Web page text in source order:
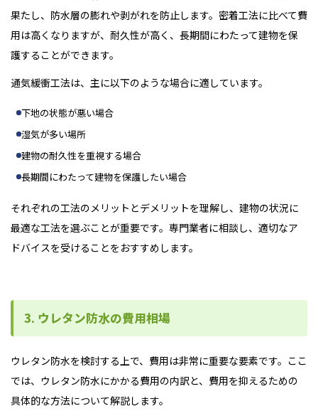
果たし、防水層の膨れや剥がれを防止します。密着工法に比べて費
用は高くなりますが、耐久性が高く、長期間にわたって建物を保
護することができます。
通気緩衝工法は、主に以下のような場合に適しています。
下地の状態が悪い場合
湿気が多い場所
建物の耐久性を重視する場合
長期間にわたって建物を保護したい場合
それぞれの工法のメリットとデメリットを理解し、建物の状況に
最適な工法を選ぶことが重要です。専門業者に相談し、適切なア
ドバイスを受けることをおすすめします。
3. ウレタン防水の費用相場
ウレタン防水を検討する上で、費用は非常に重要な要素です。ここ
では、ウレタン防水にかかる費用の内訳と、費用を抑えるための
具体的な方法について解説します。